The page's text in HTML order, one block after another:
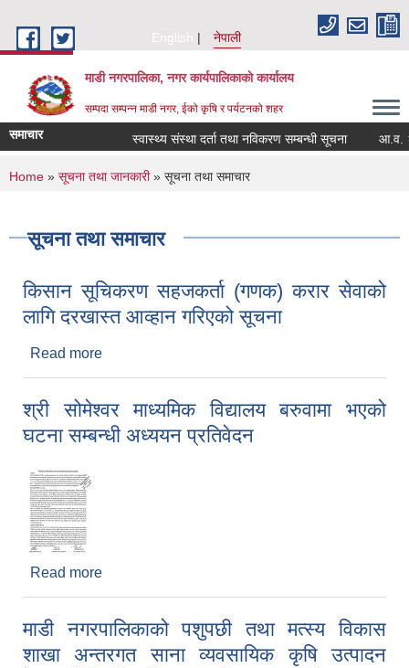
English
नेपाली
माडी नगरपालिका, नगर कार्यपालिकाकाे कार्यालय
सम्पदा सम्पन्न माडी नगर, ईको कृषि र पर्यटनको शहर
समाचार स्वास्थ्य संस्था दर्ता तथा नविकरण सम्बन्धी सूचना आ.व. २०८२/
You are here
Home » सूचना तथा जानकारी» सूचना तथा समाचार
सूचना तथा समाचार
किसान सूचिकरण सहजकर्ता (गणक) करार सेवाको
लागि दरखास्त आव्हान गरिएको सूचना
Read more
श्री सोमेश्वर माध्यमिक विद्यालय बरुवामा भएको
घटना सम्बन्धी अध्ययन प्रतिवेदन
Read more
माडी नगरपालिकाको पशुपछी तथा मत्स्य विकास
शाखा अन्तरगत साना व्यवसायिक कृषि उत्पादन